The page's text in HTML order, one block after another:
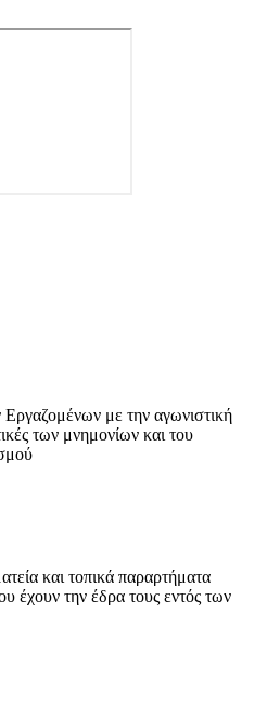
με την αγωνιστική
των μνημονίων και του
και τοπικά παραρτήματα
έχουν την έδρα τους εντός των